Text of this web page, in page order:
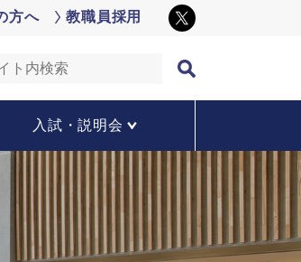
方へ 教職員採用
入試・説明会